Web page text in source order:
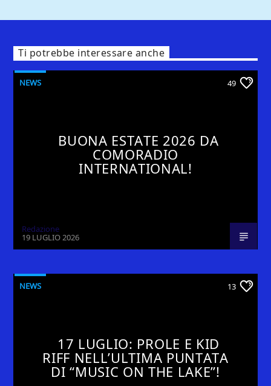
Ti potrebbe interessare anche
NEWS 49
BUONA ESTATE 2026 DA
COMORADIO
INTERNATIONAL!
Redazione
19 LUGLIO 2026
NEWS 13
17 LUGLIO: PROLE E KID
RIFF NELL’ULTIMA PUNTATA
DI “MUSIC ON THE LAKE”!